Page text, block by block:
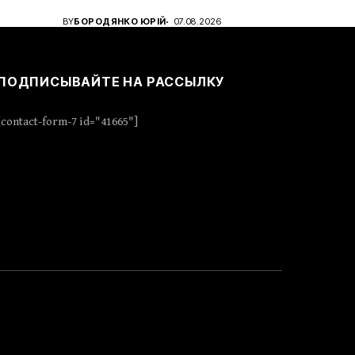
BYБОРОДЯНКО ЮРІЙ 07.08.2026
НА РАССЫЛКУ
[contact-form-7 id="41665"]